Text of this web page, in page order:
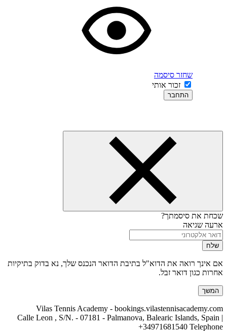
שחזר סיסמה
זכור אותי
התחבר
שכחת את סיסמתך?
ארעה שגיאה
שלח
אם אינך רואה את הדוא"ל בתיבת הדואר הנכנס שלך, נא בדוק בתיקיות
אחרות כגון דואר זבל.
המשך
Vilas Tennis Academy - bookings.vilastennisacademy.com
Calle Leon , S/N. - 07181 - Palmanova, Balearic Islands, Spain |
Telephone
+34971681540